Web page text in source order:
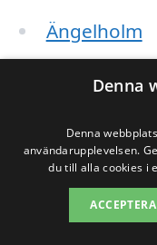
Ängelholm
Gislaved
Ullared
Mölle
Denna
Denna
användarupplevelsen.
du till alla cookies i